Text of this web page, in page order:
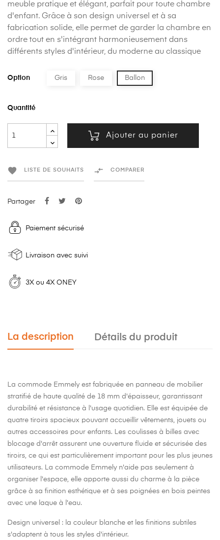
meuble pratique et élégant, parfait pour toute chambre
d'enfant. Grâce à son design universel et à sa
fabrication solide, elle permet de garder la chambre en
ordre tout en s'intégrant harmonieusement dans
différents styles d'intérieur, du moderne au classique
Option Gris Rose Ballon
Quantité
Ajouter au panier
 LISTE DE SOUHAITS  COMPARER
Partager
Paiement sécurisé
Livraison avec suivi
3X ou 4X ONEY
La description Détails du produit
La commode Emmely est fabriquée en panneau de mobilier
stratifié de haute qualité de 18 mm d'épaisseur, garantissant
durabilité et résistance à l'usage quotidien. Elle est équipée de
quatre tiroirs spacieux pouvant accueillir vêtements, jouets ou
autres accessoires pour enfants. Les coulisses à billes avec
blocage d'arrêt assurent une ouverture fluide et sécurisée des
tiroirs, ce qui est particulièrement important pour les plus jeunes
utilisateurs. La commode Emmely n'aide pas seulement à
organiser l'espace, elle apporte aussi du charme à la pièce
grâce à sa finition esthétique et à ses poignées en bois peintes
avec une laque à l'eau.
Design universel : la couleur blanche et les finitions subtiles
s'adaptent à tous les styles d'intérieur.